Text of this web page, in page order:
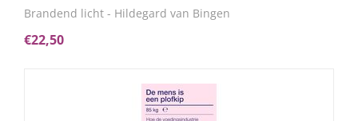
Brandend licht - Hildegard van Bingen
€22,50